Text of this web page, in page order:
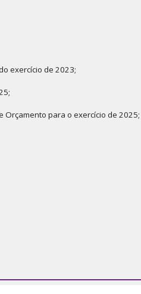
exercício de 2023;
Orçamento para o exercício de 2025;